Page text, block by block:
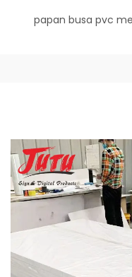
papan busa pvc